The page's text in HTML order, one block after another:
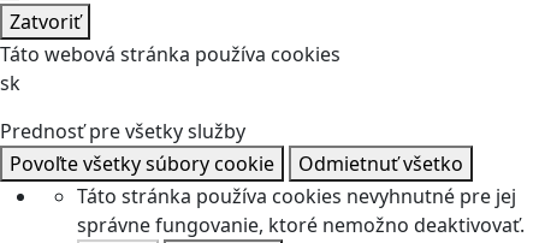
Zatvoriť
Táto webová stránka používa cookies
sk
Prednosť pre všetky služby
Povoľte všetky súbory cookie
Odmietnuť všetko
Táto stránka používa cookies nevyhnutné pre jej
správne fungovanie, ktoré nemožno deaktivovať.